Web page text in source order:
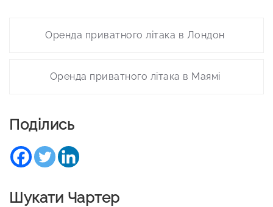
navigation
Оренда приватного літака в Лондон
Оренда приватного літака в Маямі
Поділись
Шукати Чартер